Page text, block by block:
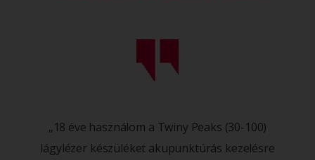
„18 éve használom a Twiny Peaks (30-100)
lágylézer készüléket akupunktúrás kezelésre